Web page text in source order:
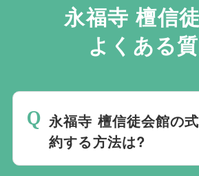
永福寺 檀信
よくある
永福寺 檀信徒会館の
約する方法は?